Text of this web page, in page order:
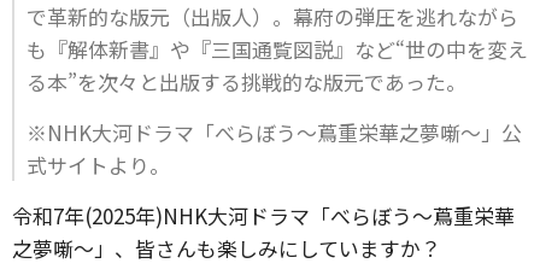
で革新的な版元（出版人）。幕府の弾圧を逃れながら
も『解体新書』や『三国通覧図説』など“世の中を変え
る本”を次々と出版する挑戦的な版元であった。
※NHK大河ドラマ「べらぼう～蔦重栄華之夢噺～」公
式サイトより。
令和7年(2025年)NHK大河ドラマ「べらぼう～蔦重栄華
之夢噺～」、皆さんも楽しみにしていますか？